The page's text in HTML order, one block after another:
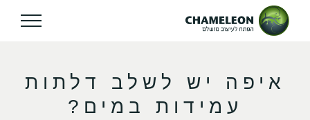
איפה יש לשלב דלתות
עמידות במים?